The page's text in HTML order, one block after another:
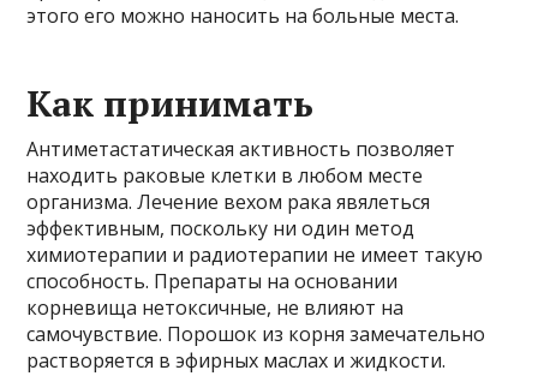
этого его можно наносить на больные места.
Как принимать
Антиметастатическая активность позволяет
находить раковые клетки в любом месте
организма. Лечение вехом рака явялеться
эффективным, поскольку ни один метод
химиотерапии и радиотерапии не имеет такую
способность. Препараты на основании
корневища нетоксичные, не влияют на
самочувствие. Порошок из корня замечательно
растворяется в эфирных маслах и жидкости.